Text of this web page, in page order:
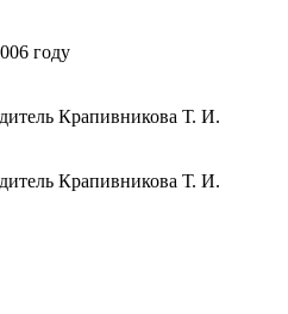
году
Крапивникова Т. И.
Крапивникова Т. И.